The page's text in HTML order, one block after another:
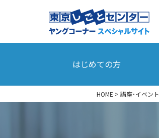
はじめての方
HOME > 講座・イベント